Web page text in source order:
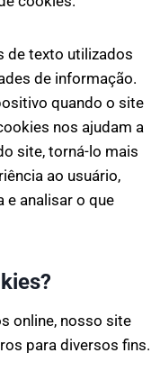
de texto utilizados
de informação.
quando o site
nos ajudam a
site, torná-lo mais
ao usuário,
analisar o que
online, nosso site
para diversos fins.